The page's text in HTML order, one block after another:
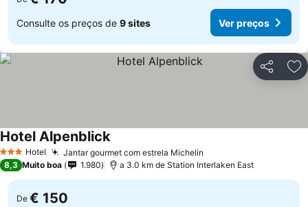
Consulte os preços de 9 sites Ver preços
Partilhar
3 EstrelasHotel Jantar gourmet com estrela Michelin
Hotel Alpenblick
8,3 Muito boa 1.980 a 3.0 km de Station Interlaken East
De € 150